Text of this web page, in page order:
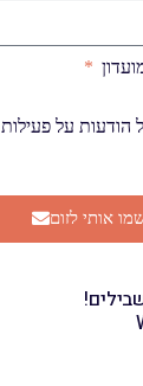
הודעות על פעילות
אותי לזום